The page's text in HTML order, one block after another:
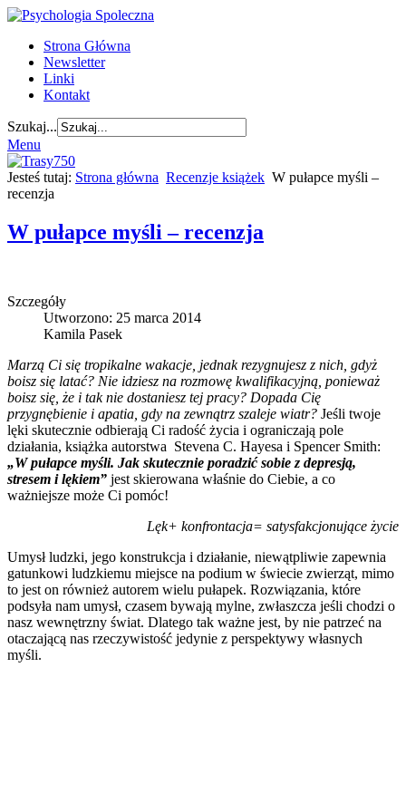
Strona Główna
Newsletter
Linki
Kontakt
Szukaj...
Menu
Jesteś tutaj: Strona główna Recenzje książek W pułapce myśli –
recenzja
W pułapce myśli – recenzja
Szczegóły
Utworzono: 25 marca 2014
Kamila Pasek
Marzą Ci się tropikalne wakacje, jednak rezygnujesz z nich, gdyż
boisz się latać? Nie idziesz na rozmowę kwalifikacyjną, ponieważ
boisz się, że i tak nie dostaniesz tej pracy? Dopada Cię
przygnębienie i apatia, gdy na zewnątrz szaleje wiatr? Jeśli twoje
lęki skutecznie odbierają Ci radość życia i ograniczają pole
działania, książka autorstwa Stevena C. Hayesa i Spencer Smith:
„W pułapce myśli. Jak skutecznie poradzić sobie z depresją,
stresem i lękiem” jest skierowana właśnie do Ciebie, a co
ważniejsze może Ci pomóc!
Lęk+ konfrontacja= satysfakcjonujące życie
Umysł ludzki, jego konstrukcja i działanie, niewątpliwie zapewnia
gatunkowi ludzkiemu miejsce na podium w świecie zwierząt, mimo
to jest on również autorem wielu pułapek. Rozwiązania, które
podsyła nam umysł, czasem bywają mylne, zwłaszcza jeśli chodzi o
nasz wewnętrzny świat. Dlatego tak ważne jest, by nie patrzeć na
otaczającą nas rzeczywistość jedynie z perspektywy własnych
myśli.